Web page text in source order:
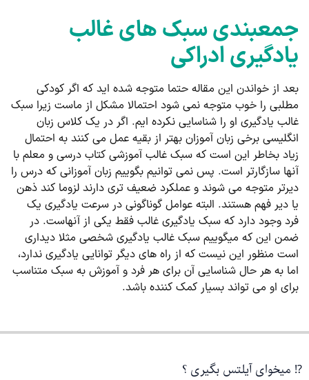
جمعبندی سبک های غالب
یادگیری ادراکی
بعد از خواندن این مقاله حتما متوجه شده اید که اگر کودکی
مطلبی را خوب متوجه نمی شود احتمالا مشکل از ماست زیرا سبک
غالب یادگیری او را شناسایی نکرده ایم. اگر در یک کلاس زبان
انگلیسی برخی زبان آموزان بهتر از بقیه عمل می کنند به احتمال
زیاد بخاطر این است که سبک غالب آموزشی کتاب درسی و معلم با
آنها سازگارتر است. پس نمی توانیم بگوییم زبان آموزانی که درس را
دیرتر متوجه می شوند و عملکرد ضعیف تری دارند لزوما کند ذهن
یا دیر فهم هستند. البته عوامل گوناگونی در سرعت یادگیری یک
فرد وجود دارد که سبک یادگیری غالب فقط یکی از آنهاست. در
ضمن این که میگوییم سبک غالب یادگیری شخصی مثلا دیداری
است منظور این نیست که از راه های دیگر توانایی یادگیری ندارد،
اما به هر حال شناسایی آن برای هر فرد و آموزش به سبک متناسب
برای او می تواند بسیار کمک کننده باشد.
⁉️ میخوای آیلتس بگیری ؟